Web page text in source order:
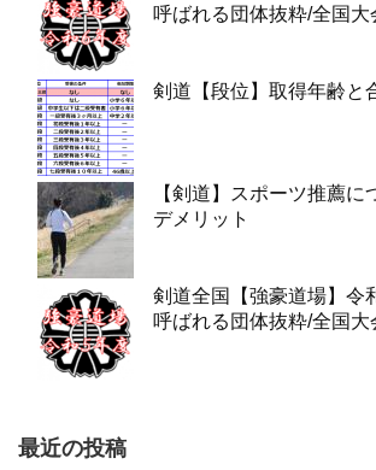
呼ばれる団体抜粋/全国大
剣道【段位】取得年齢と
【剣道】スポーツ推薦に
デメリット
剣道全国【強豪道場】令
呼ばれる団体抜粋/全国大
最近の投稿